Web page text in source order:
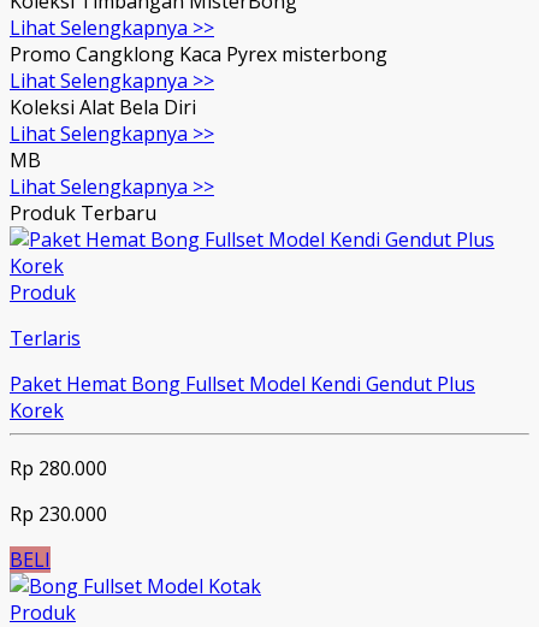
Lihat Selengkapnya >>
Promo Cangklong Kaca Pyrex misterbong
Lihat Selengkapnya >>
Koleksi Alat Bela Diri
Lihat Selengkapnya >>
MB
Lihat Selengkapnya >>
Produk Terbaru
Produk
Terlaris
Paket Hemat Bong Fullset Model Kendi Gendut Plus
Korek
Rp 280.000
Rp 230.000
BELI
Produk